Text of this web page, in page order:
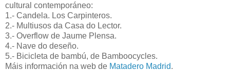
cultural contemporáneo:
1.- Candela. Los Carpinteros.
2.- Multiusos da Casa do Lector.
3.- Overflow de Jaume Plensa.
4.- Nave do deseño.
5.- Bicicleta de bambú, de Bamboocycles.
Máis información na web de Matadero Madrid.